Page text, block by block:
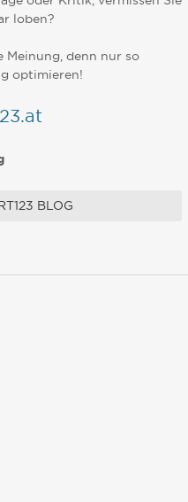
loben?
denn nur so
optimieren!
BLOG